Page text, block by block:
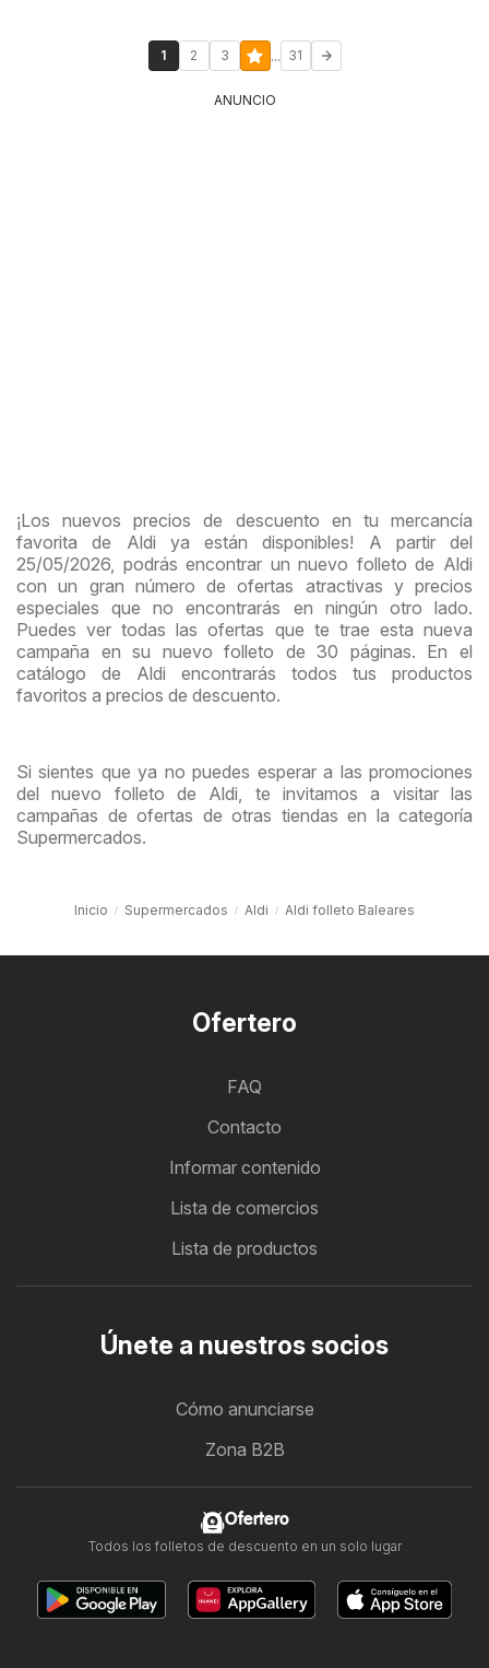
1 2 3 ... 31
ANUNCIO
¡Los nuevos precios de descuento en tu mercancía
favorita de Aldi ya están disponibles! A partir del
25/05/2026, podrás encontrar un nuevo folleto de Aldi
con un gran número de ofertas atractivas y precios
especiales que no encontrarás en ningún otro lado.
Puedes ver todas las ofertas que te trae esta nueva
campaña en su nuevo folleto de 30 páginas. En el
catálogo de Aldi encontrarás todos tus productos
favoritos a precios de descuento.
Si sientes que ya no puedes esperar a las promociones
del nuevo folleto de Aldi, te invitamos a visitar las
campañas de ofertas de otras tiendas en la categoría
Supermercados.
Inicio Supermercados Aldi Aldi folleto Baleares
Ofertero
FAQ
Contacto
Informar contenido
Lista de comercios
Lista de productos
Únete a nuestros socios
Cómo anunciarse
Zona B2B
Ofertero
Todos los folletos de descuento en un solo lugar